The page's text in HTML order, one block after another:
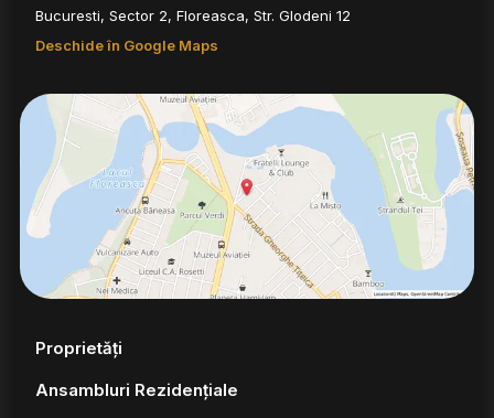
Bucuresti, Sector 2, Floreasca, Str. Glodeni 12
Deschide în Google Maps
Proprietăți
Ansambluri Rezidențiale